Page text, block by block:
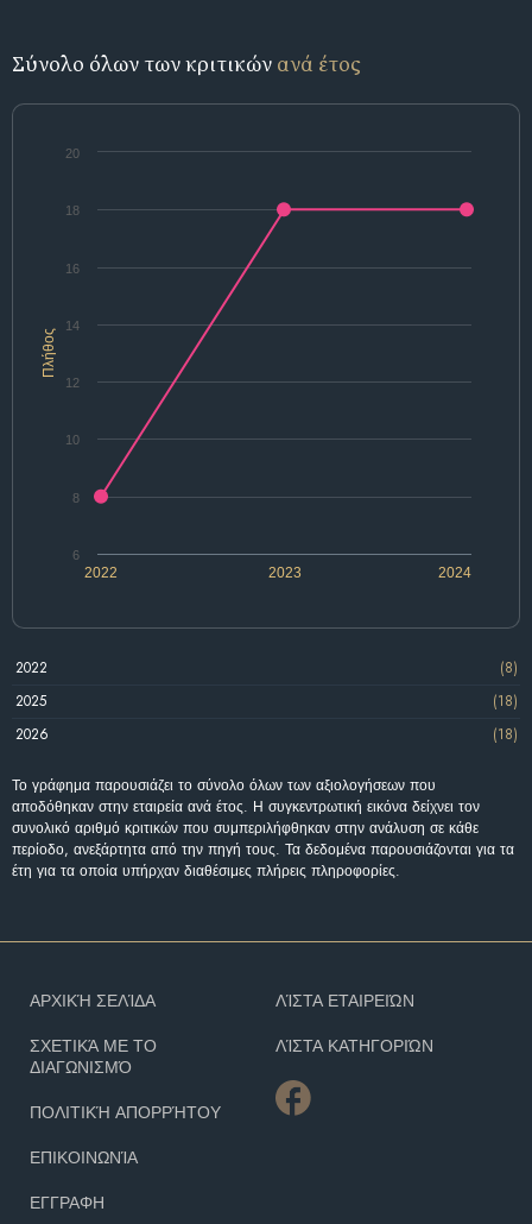
Σύνολο όλων των κριτικών ανά έτος
Πλήθος
2022 2024
2023
6
8
10
12
14
16
18
20
2022
(8)
2025
(18)
2026
(18)
Το γράφημα παρουσιάζει το σύνολο όλων των αξιολογήσεων που
αποδόθηκαν στην εταιρεία ανά έτος. Η συγκεντρωτική εικόνα δείχνει τον
συνολικό αριθμό κριτικών που συμπεριλήφθηκαν στην ανάλυση σε κάθε
περίοδο, ανεξάρτητα από την πηγή τους. Τα δεδομένα παρουσιάζονται για τα
έτη για τα οποία υπήρχαν διαθέσιμες πλήρεις πληροφορίες.
ΑΡΧΙΚΉ ΣΕΛΊΔΑ
ΣΧΕΤΙΚΆ ΜΕ ΤΟ
ΔΙΑΓΩΝΙΣΜΌ
ΠΟΛΙΤΙΚΉ ΑΠΟΡΡΉΤΟΥ
ΕΠΙΚΟΙΝΩΝΊΑ
ΕΓΓΡΑΦΗ
ΛΊΣΤΑ ΕΤΑΙΡΕΙΏΝ
ΛΊΣΤΑ ΚΑΤΗΓΟΡΙΏΝ